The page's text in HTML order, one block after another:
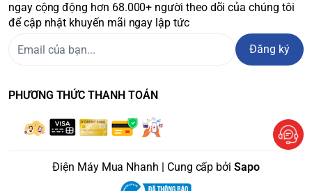
ngay cộng động hơn 68.000+ người theo dõi của chúng tôi
để cập nhật khuyến mãi ngay lập tức
Đăng ký
PHƯƠNG THỨC THANH TOÁN
Điện Máy Mua Nhanh | Cung cấp bởiSapo